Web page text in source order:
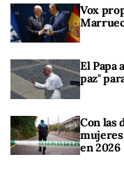
Vox
El Papa
paz"
Con las
mujeres
en 2026